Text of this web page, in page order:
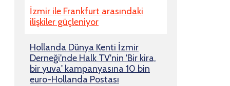
İzmir ile Frankfurt arasındaki
ilişkiler güçleniyor
Hollanda Dünya Kenti İzmir
Derneği'nde Halk TV'nin 'Bir kira,
bir yuva' kampanyasına 10 bin
euro-Hollanda Postası